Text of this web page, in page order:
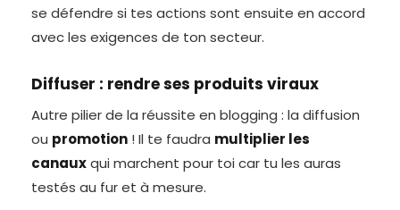
se défendre si tes actions sont ensuite en accord
avec les exigences de ton secteur.
Diffuser : rendre ses produits viraux
Autre pilier de la réussite en blogging : la diffusion
ou promotion ! Il te faudra multiplier les
canauxqui marchent pour toi car tu les auras
testés au fur et à mesure.